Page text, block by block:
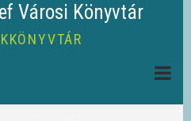
Városi Könyvtár